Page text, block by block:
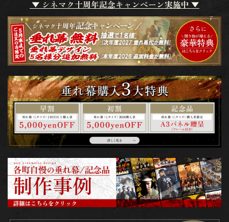
▼ シネマク十周年記念キャンペーン実施中 ▼